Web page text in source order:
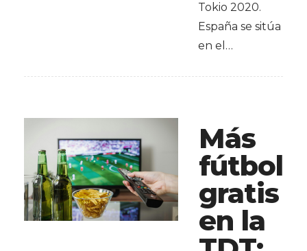
Tokio 2020.
España se sitúa
en el…
Más
fútbol
gratis
en la